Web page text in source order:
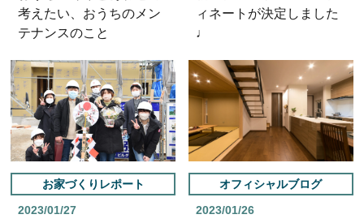
考えたい、おうちのメン
テナンスのこと
ィネートが決定しました
♩
お家づくりレポート
2023/01/27
オフィシャルブログ
2023/01/26